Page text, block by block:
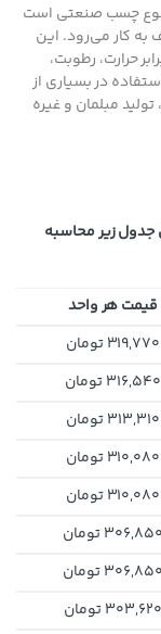
عرض 5 سانتیمتر یک نوع چسب صنعتی است
به کار می‌رود. این
حرارت، رطوبت،
در بسیاری از
مبلمان و غیره
جدول زیر محاسبه
قیمت هر واحد
319,770 تومان
316,540تومان
313,310تومان
310,080 تومان
310,080 تومان
306,850تومان
306,850تومان
303,620تومان